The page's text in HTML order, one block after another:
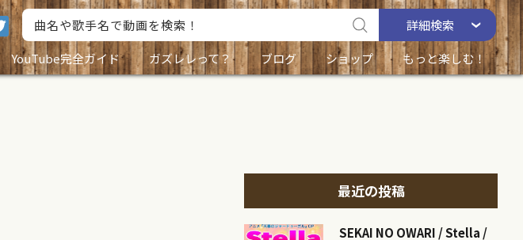
詳細検索
YouTube完全ガイド ガズレレって？ ブログ ショップ もっと楽しむ！
最近の投稿
SEKAI NO OWARI / Stella /